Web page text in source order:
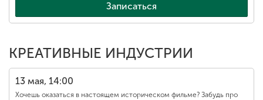
Записаться
КРЕАТИВНЫЕ ИНДУСТРИИ
13 мая, 14:00
Хочешь оказаться в настоящем историческом фильме? Забудь про